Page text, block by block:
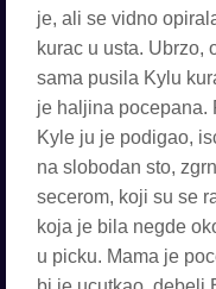
je, ali se vidno
kurac u usta. Ubrzo,
sama pusila Kylu
je haljina pocepana.
Kyle ju je podigao,
na slobodan sto,
secerom, koji su se
koja je bila negde
u picku. Mama je